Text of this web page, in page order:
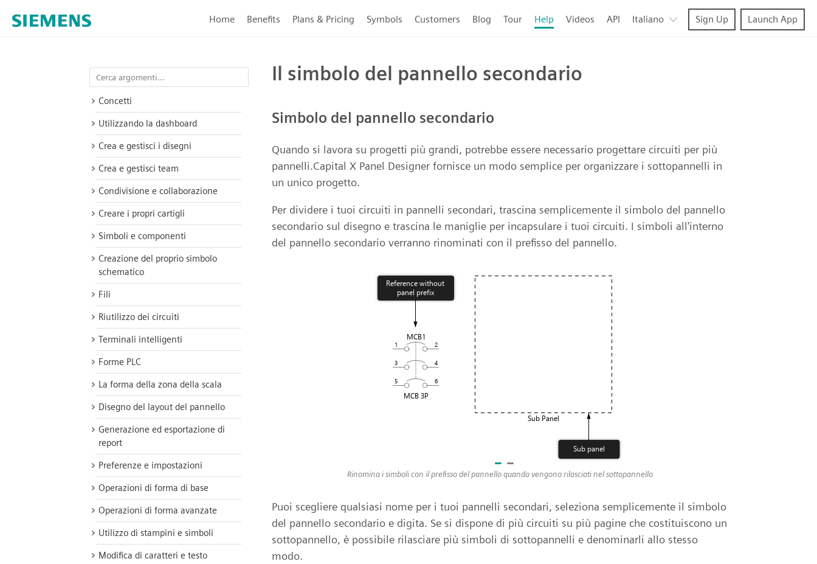
Home Benefits Plans & Pricing Symbols Customers Blog Tour Help Videos API Italiano Sign Up Launch App
Concetti
Utilizzando la dashboard
Crea e gestisci i disegni
Crea e gestisci team
Condivisione e collaborazione
Creare i propri cartigli
Simboli e componenti
Creazione del proprio simbolo
schematico
Fili
Riutilizzo dei circuiti
Terminali intelligenti
Forme PLC
La forma della zona della scala
Disegno del layout del pannello
Generazione ed esportazione di
report
Preferenze e impostazioni
Operazioni di forma di base
Operazioni di forma avanzate
Utilizzo di stampini e simboli
Modifica di caratteri e testo
Il simbolo del pannello secondario
Simbolo del pannello secondario
Quando si lavora su progetti più grandi, potrebbe essere necessario progettare circuiti per più
pannelli.Capital X Panel Designer fornisce un modo semplice per organizzare i sottopannelli in
un unico progetto.
Per dividere i tuoi circuiti in pannelli secondari, trascina semplicemente il simbolo del pannello
secondario sul disegno e trascina le maniglie per incapsulare i tuoi circuiti. I simboli all'interno
del pannello secondario verranno rinominati con il prefisso del pannello.
Rinomina i simboli con il prefisso del pannello quando vengono rilasciati nel sottopannello
Puoi scegliere qualsiasi nome per i tuoi pannelli secondari, seleziona semplicemente il simbolo
del pannello secondario e digita. Se si dispone di più circuiti su più pagine che costituiscono un
sottopannello, è possibile rilasciare più simboli di sottopannelli e denominarli allo stesso
modo.